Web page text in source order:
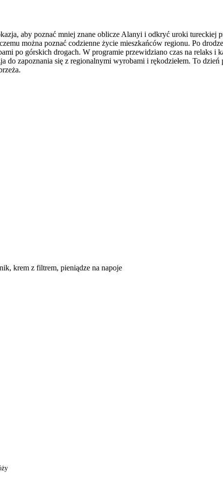
aby poznać mniej znane oblicze Alanyi i odkryć uroki tureckiej
można poznać codzienne życie mieszkańców regionu. Po
po górskich drogach. W programie przewidziano czas na relaks i
zapoznania się z regionalnymi wyrobami i rękodziełem. To dzień
krem z filtrem, pieniądze na napoje